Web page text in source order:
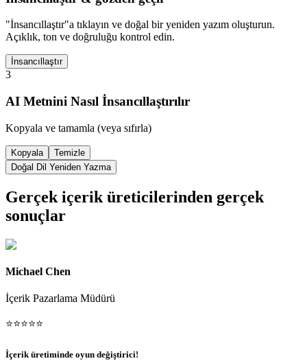
"İnsancıllaştır"a tıklayın ve doğal bir yeniden yazım oluşturun.
Açıklık, ton ve doğruluğu kontrol edin.
İnsancıllaştır
3
AI Metnini Nasıl İnsancıllaştırılır
Kopyala ve tamamla (veya sıfırla)
Kopyala
Temizle
Doğal Dil Yeniden Yazma
Gerçek içerik üreticilerinden gerçek
sonuçlar
Michael Chen
İçerik Pazarlama Müdürü
⭐⭐⭐⭐⭐
İçerik üretiminde oyun değiştirici!